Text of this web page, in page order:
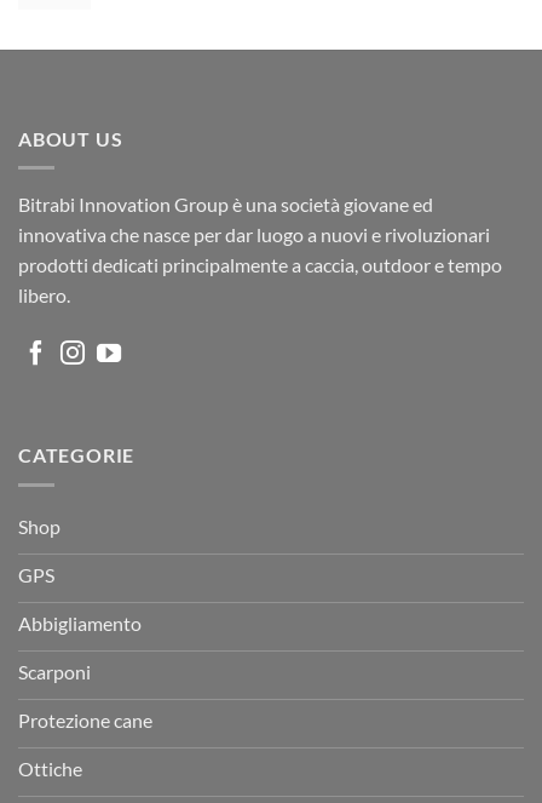
ABOUT US
Bitrabi Innovation Group è una società giovane ed
innovativa che nasce per dar luogo a nuovi e rivoluzionari
prodotti dedicati principalmente a caccia, outdoor e tempo
libero.
CATEGORIE
Shop
GPS
Abbigliamento
Scarponi
Protezione cane
Ottiche